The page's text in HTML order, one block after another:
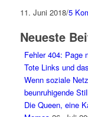
11. Juni 2018/5
Neueste
Fehler 404: Page
Tote Links und
Wenn soziale
beunruhigende
Die Queen, eine